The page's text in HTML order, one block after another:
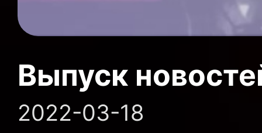
Выпуск
2022-03-18